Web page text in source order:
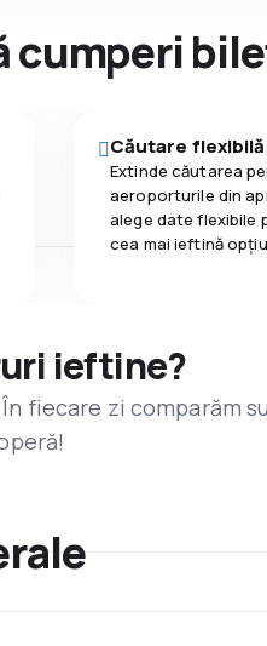
cumperi
Căutare flexibilă
Extinde căutarea
aeroporturile din
alege date flexibile
cea mai ieftină
ieftine?
fiecare zi comparăm